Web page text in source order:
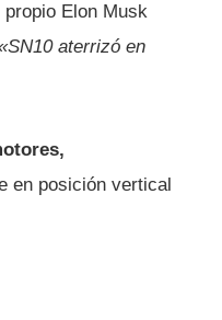
Elon Musk
aterrizó en
en posición vertical